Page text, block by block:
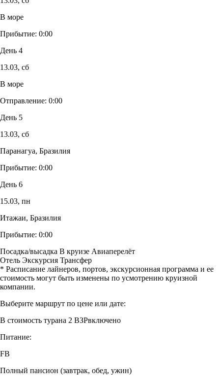
В море
Прибытие: 0:00
День 4
13.03, сб
В море
Отправление: 0:00
День 5
13.03, сб
Паранагуа, Бразилия
Прибытие: 0:00
День 6
15.03, пн
Итажаи, Бразилия
Прибытие: 0:00
Посадка/высадка В круизе Авиаперелёт
Отель Экскурсия Трансфер
* Расписание лайнеров, портов, экскурсионная программа и ее
стоимость могут быть изменены по усмотрению круизной
компании.
Выберите маршрут по цене или дате:
В стоимость турана 2 ВЗРвключено
Питание:
FB
Полный пансион (завтрак, обед, ужин)